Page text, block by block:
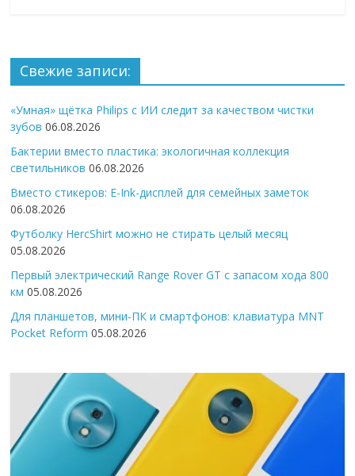
Свежие записи:
«Умная» щётка Philips с ИИ следит за качеством чистки
зубов 06.08.2026
Бактерии вместо пластика: экологичная коллекция
светильников 06.08.2026
Вместо стикеров: E-Ink-дисплей для семейных заметок
06.08.2026
Футболку HercShirt можно не стирать целый месяц
05.08.2026
Первый электрический Range Rover GT с запасом хода 800
км 05.08.2026
Для планшетов, мини-ПК и смартфонов: клавиатура MNT
Pocket Reform 05.08.2026